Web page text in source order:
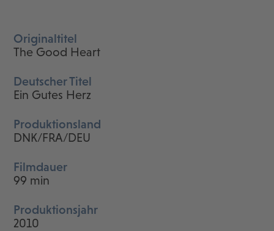
Originaltitel
The Good Heart
Deutscher Titel
Ein Gutes Herz
Produktionsland
DNK/FRA/DEU
Filmdauer
99 min
Produktionsjahr
2010